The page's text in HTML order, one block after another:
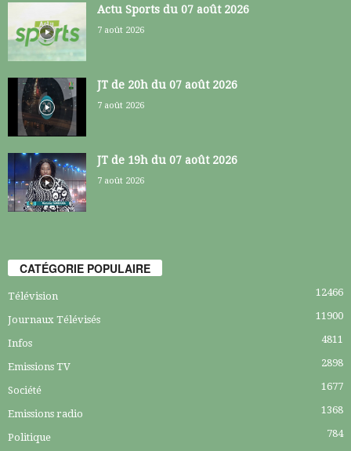
Actu Sports du 07 août 2026
7 août 2026
JT de 20h du 07 août 2026
7 août 2026
JT de 19h du 07 août 2026
7 août 2026
CATÉGORIE POPULAIRE
Télévision 12466
Journaux Télévisés 11900
Infos 4811
Emissions TV 2898
Société 1677
Emissions radio 1368
Politique 784